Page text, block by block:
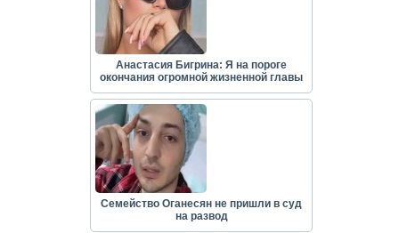
Анастасия Бигрина: Я на пороге
окончания огромной жизненной главы
Семейство Оганесян не пришли в суд
на развод